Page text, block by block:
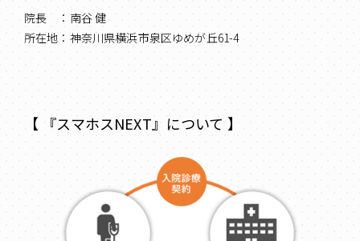
院長 ：南谷 健
所在地：神奈川県横浜市泉区ゆめが丘61-4
【 『スマホスNEXT』について 】